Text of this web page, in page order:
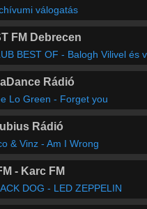
válogatás
FM Debrecen
BEST OF - Balogh Vilivel és
Rádió
Lo Green - Forget you
Rádió
& Vinz - Am I Wrong
- Karc FM
DOG - LED ZEPPELIN